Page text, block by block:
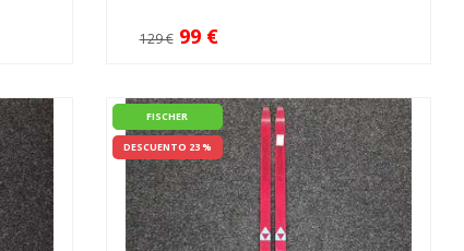
129 € 99 €
FISCHER
DESCUENTO 23 %